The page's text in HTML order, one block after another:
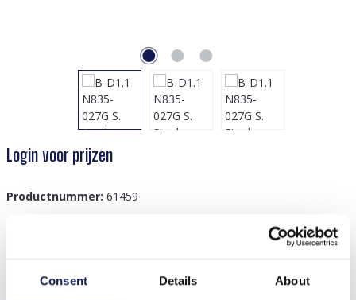
Consent Details About
Login voor prijzen
Productnummer: 61459
Beschrijving